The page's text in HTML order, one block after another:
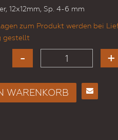
12x12mm, Sp. 4-6 mm
zum Produkt werden bei
gestellt
WARENKORBSpiegel Mit